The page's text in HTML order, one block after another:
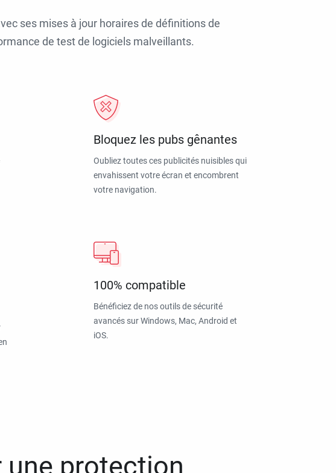
ses mises à jour horaires de définitions de
de test de logiciels malveillants.
Bloquez les pubs gênantes
Oubliez toutes ces publicités nuisibles qui
envahissent votre écran et encombrent
votre navigation.
100% compatible
Bénéficiez de nos outils de sécurité
avancés sur Windows, Mac, Android et
iOS.
protection